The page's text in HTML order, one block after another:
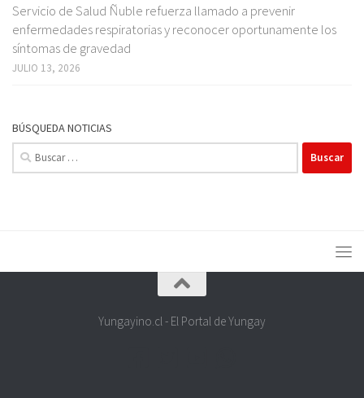
Servicio de Salud Ñuble refuerza llamado a prevenir
enfermedades respiratorias y reconocer oportunamente los
síntomas de gravedad
JULIO 13, 2026
BÚSQUEDA NOTICIAS
Buscar:
Yungayino.cl - El Portal de Yungay